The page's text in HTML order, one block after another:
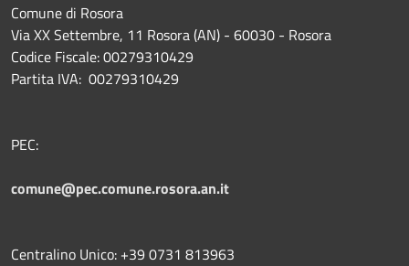
Comune di Rosora
Via XX Settembre, 11 Rosora (AN) - 60030 - Rosora
Codice Fiscale: 00279310429
Partita IVA: 00279310429
PEC:
comune@pec.comune.rosora.an.it
Centralino Unico: +39 0731 813963